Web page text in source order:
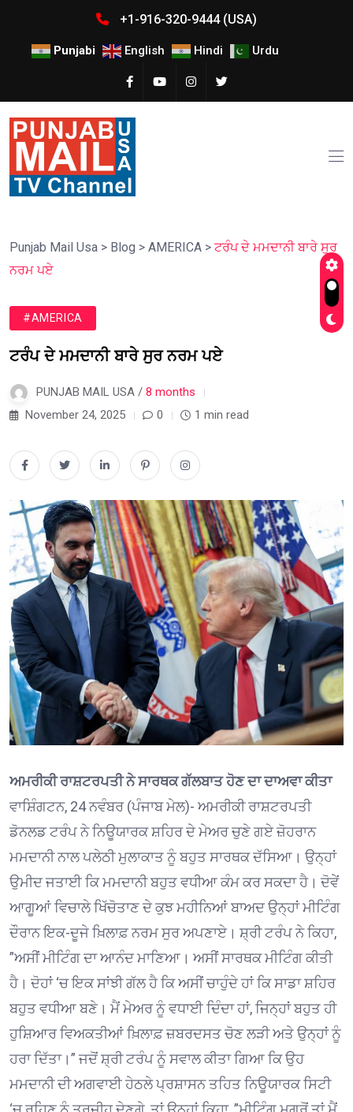
+1-916-320-9444 (USA)
Punjabi English Hindi Urdu
Punjab Mail Usa > Blog > AMERICA > ਟਰੰਪ ਦੇ ਮਮਦਾਨੀ ਬਾਰੇ ਸੁਰ
ਨਰਮ ਪਏ
#AMERICA
ਟਰੰਪ ਦੇ ਮਮਦਾਨੀ ਬਾਰੇ ਸੁਰ ਨਰਮ ਪਏ
PUNJAB MAIL USA / 8 months
November 24, 2025
0 1 min read
ਅਮਰੀਕੀ ਰਾਸ਼ਟਰਪਤੀ ਨੇ ਸਾਰਥਕ ਗੱਲਬਾਤ ਹੋਣ ਦਾ ਦਾਅਵਾ ਕੀਤਾ
ਵਾਸ਼ਿੰਗਟਨ, 24 ਨਵੰਬਰ (ਪੰਜਾਬ ਮੇਲ)- ਅਮਰੀਕੀ ਰਾਸ਼ਟਰਪਤੀ
ਡੋਨਲਡ ਟਰੰਪ ਨੇ ਨਿਊਯਾਰਕ ਸ਼ਹਿਰ ਦੇ ਮੇਅਰ ਚੁਣੇ ਗਏ ਜ਼ੋਹਰਾਨ
ਮਮਦਾਨੀ ਨਾਲ ਪਲੇਠੀ ਮੁਲਾਕਾਤ ਨੂੰ ਬਹੁਤ ਸਾਰਥਕ ਦੱਸਿਆ। ਉਨ੍ਹਾਂ
ਉਮੀਦ ਜਤਾਈ ਕਿ ਮਮਦਾਨੀ ਬਹੁਤ ਵਧੀਆ ਕੰਮ ਕਰ ਸਕਦਾ ਹੈ। ਦੋਵੇਂ
ਆਗੂਆਂ ਵਿਚਾਲੇ ਖਿੱਚੋਤਾਣ ਦੇ ਕੁਝ ਮਹੀਨਿਆਂ ਬਾਅਦ ਉਨ੍ਹਾਂ ਮੀਟਿੰਗ
ਦੌਰਾਨ ਇਕ-ਦੂਜੇ ਖ਼ਿਲਾਫ਼ ਨਰਮ ਸੁਰ ਅਪਣਾਏ। ਸ਼੍ਰੀ ਟਰੰਪ ਨੇ ਕਿਹਾ,
”ਅਸੀਂ ਮੀਟਿੰਗ ਦਾ ਆਨੰਦ ਮਾਣਿਆ। ਅਸੀਂ ਸਾਰਥਕ ਮੀਟਿੰਗ ਕੀਤੀ
ਹੈ। ਦੋਹਾਂ ‘ਚ ਇਕ ਸਾਂਝੀ ਗੱਲ ਹੈ ਕਿ ਅਸੀਂ ਚਾਹੁੰਦੇ ਹਾਂ ਕਿ ਸਾਡਾ ਸ਼ਹਿਰ
ਬਹੁਤ ਵਧੀਆ ਬਣੇ। ਮੈਂ ਮੇਅਰ ਨੂੰ ਵਧਾਈ ਦਿੰਦਾ ਹਾਂ, ਜਿਨ੍ਹਾਂ ਬਹੁਤ ਹੀ
ਹੁਸ਼ਿਆਰ ਵਿਅਕਤੀਆਂ ਖ਼ਿਲਾਫ਼ ਜ਼ਬਰਦਸਤ ਚੋਣ ਲੜੀ ਅਤੇ ਉਨ੍ਹਾਂ ਨੂੰ
ਹਰਾ ਦਿੱਤਾ।” ਜਦੋਂ ਸ਼੍ਰੀ ਟਰੰਪ ਨੂੰ ਸਵਾਲ ਕੀਤਾ ਗਿਆ ਕਿ ਉਹ
ਮਮਦਾਨੀ ਦੀ ਅਗਵਾਈ ਹੇਠਲੇ ਪ੍ਰਸ਼ਾਸਨ ਤਹਿਤ ਨਿਊਯਾਰਕ ਸਿਟੀ